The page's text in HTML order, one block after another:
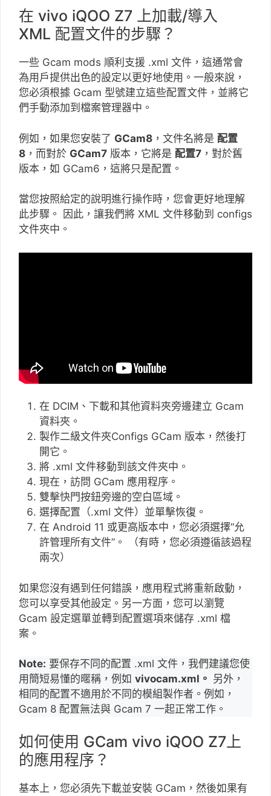
在 vivo iQOO Z7 上加載/導入
XML 配置文件的步驟？
一些 Gcam mods 順利支援 .xml 文件，這通常會
為用戶提供出色的設定以更好地使用。一般來說，
您必須根據 Gcam 型號建立這些配置文件，並將它
們手動添加到檔案管理器中。
例如，如果您安裝了 GCam8 ，文件名將是 配置
8 ，而對於 GCam7 版本，它將是 配置7 ，對於舊
版本，如 GCam6，這將只是配置。
當您按照給定的說明進行操作時，您會更好地理解
此步驟。 因此，讓我們將 XML 文件移動到 configs
文件夾中。
在 DCIM、下載和其他資料夾旁邊建立 Gcam
資料夾。
製作二級文件夾Configs GCam 版本，然後打
開它。
將 .xml 文件移動到該文件夾中。
現在，訪問 GCam 應用程序。
雙擊快門按鈕旁邊的空白區域。
選擇配置（.xml 文件）並單擊恢復。
在 Android 11 或更高版本中，您必須選擇“允
許管理所有文件”。 （有時，您必須遵循該過程
兩次）
如果您沒有遇到任何錯誤，應用程式將重新啟動，
您可以享受其他設定。另一方面，您可以瀏覽
Gcam 設定選單並轉到配置選項來儲存 .xml 檔
案。
Note: 要保存不同的配置 .xml 文件，我們建議您使
用簡短易懂的暱稱，例如 vivocam.xml。 另外，
相同的配置不適用於不同的模組製作者。例如，
Gcam 8 配置無法與 Gcam 7 一起正常工作。
如何使用 GCam vivo iQOO Z7上
的應用程序？
基本上，您必須先下載並安裝 GCam，然後如果有